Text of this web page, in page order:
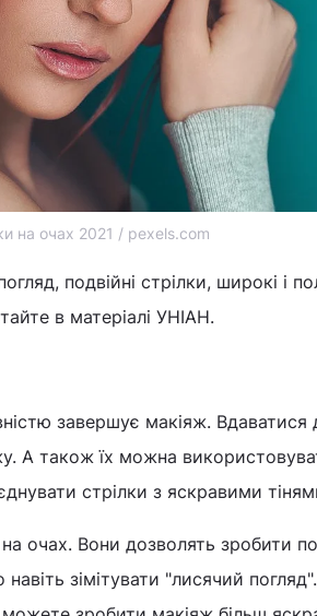
на очах 2021 / pexels.com
подвійні стрілки, широкі і
в матеріалі УНІАН.
завершує макіяж. Вдаватися
А також їх можна
стрілки з яскравими
очах. Вони дозволять зробити
зімітувати "лисячий